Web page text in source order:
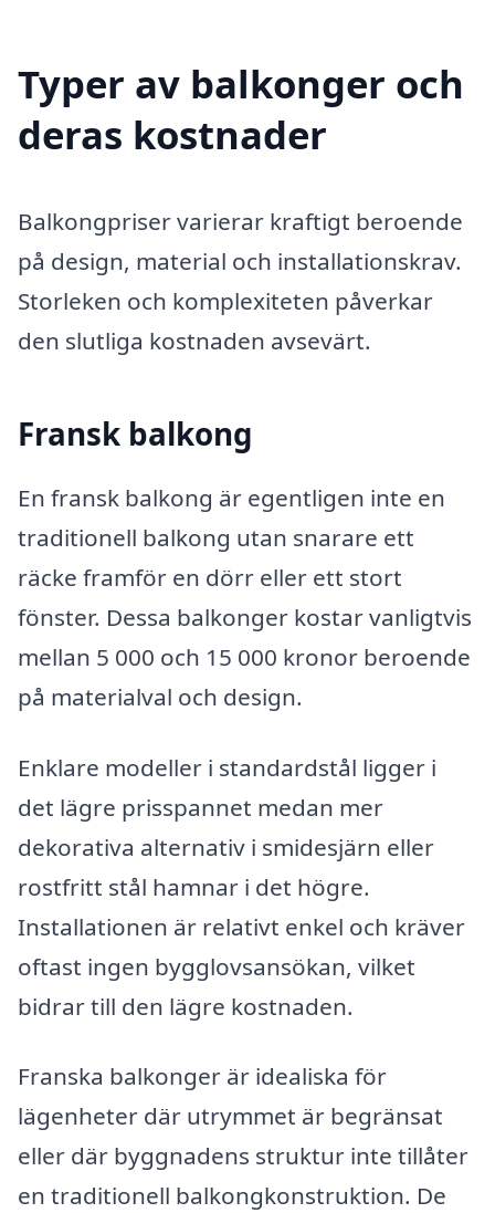
Typer av balkonger och
deras kostnader
Balkongpriser varierar kraftigt beroende
på design, material och installationskrav.
Storleken och komplexiteten påverkar
den slutliga kostnaden avsevärt.
Fransk balkong
En fransk balkong är egentligen inte en
traditionell balkong utan snarare ett
räcke framför en dörr eller ett stort
fönster. Dessa balkonger kostar vanligtvis
mellan 5 000 och 15 000 kronor beroende
på materialval och design.
Enklare modeller i standardstål ligger i
det lägre prisspannet medan mer
dekorativa alternativ i smidesjärn eller
rostfritt stål hamnar i det högre.
Installationen är relativt enkel och kräver
oftast ingen bygglovsansökan, vilket
bidrar till den lägre kostnaden.
Franska balkonger är idealiska för
lägenheter där utrymmet är begränsat
eller där byggnadens struktur inte tillåter
en traditionell balkongkonstruktion. De